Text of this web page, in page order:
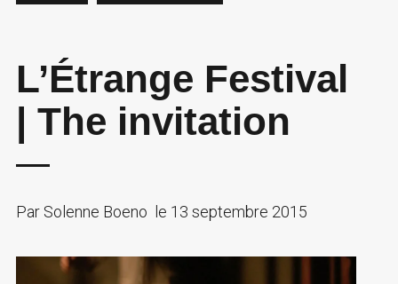
L’Étrange Festival
| The invitation
ParSolenne Boeno le 13 septembre 2015